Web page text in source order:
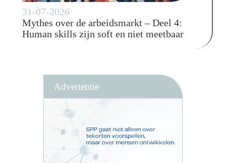
31-07-2026
Mythes over de arbeidsmarkt – Deel 4:
Human skills zijn soft en niet meetbaar
Advertentie